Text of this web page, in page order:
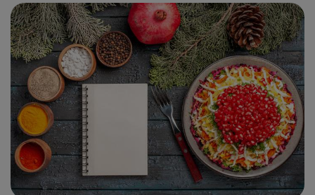
المقالات
جديد
ادوات رشاقة
من نحن(current)
الأسئلة الشائعة(current)
أعلن معنا(current)